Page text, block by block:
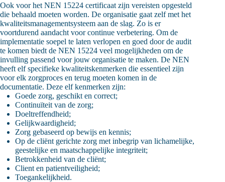
Ook voor het NEN 15224 certificaat zijn vereisten opgesteld
die behaald moeten worden. De organisatie gaat zelf met het
kwaliteitsmanagementsysteem aan de slag. Zo is er
voortdurend aandacht voor continue verbetering. Om de
implementatie soepel te laten verlopen en goed door de audit
te komen biedt de NEN 15224 veel mogelijkheden om de
invulling passend voor jouw organisatie te maken. De NEN
heeft elf specifieke kwaliteitskenmerken die essentieel zijn
voor elk zorgproces en terug moeten komen in de
documentatie. Deze elf kenmerken zijn:
Goede zorg, geschikt en correct;
Continuïteit van de zorg;
Doeltreffendheid;
Gelijkwaardigheid;
Zorg gebaseerd op bewijs en kennis;
Op de cliënt gerichte zorg met inbegrip van lichamelijke,
geestelijke en maatschappelijke integriteit;
Betrokkenheid van de cliënt;
Client en patientveiligheid;
Toegankelijkheid.